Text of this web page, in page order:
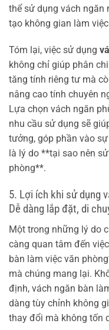
thể sử dụng vách ngăn
tạo không gian làm
Tóm lại, việc sử dụng
không chỉ giúp phân
tăng tính riêng tư mà
nâng cao tính chuyên
Lựa chọn vách ngăn
nhu cầu sử dụng sẽ
tưởng, góp phần vào
là lý do **tại sao nên
phòng**.
5. Lợi ích khi sử dụng
Dễ dàng lắp đặt, di
Một trong những lý do
càng quan tâm đến
bàn làm việc văn
mà chúng mang lại.
định, vách ngăn bàn
dàng tùy chỉnh không
thay đổi mà không tốn